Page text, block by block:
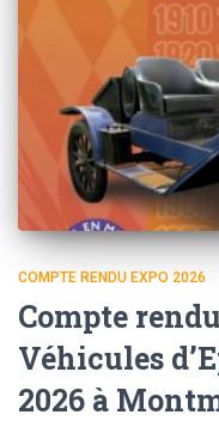
COMPTE RENDU EXPO 2026
Compte
Véhicules
2026 à